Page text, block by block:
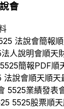
會
法說會簡報
法人說明會順天
5525簡報PDF順
法說會順天順天
5525業績發表
5525股票順天